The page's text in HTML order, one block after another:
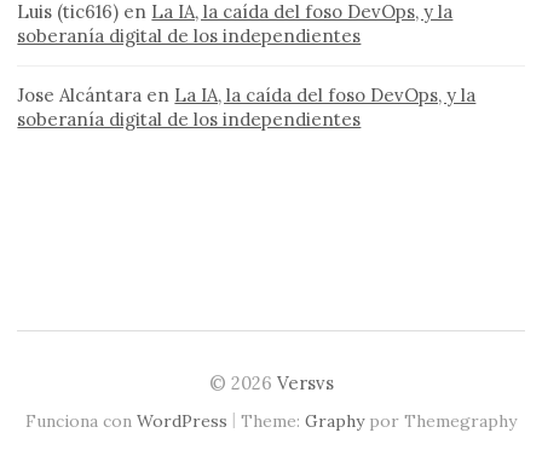
Luis (tic616) en La IA, la caída del foso DevOps, y la
soberanía digital de los independientes
Jose Alcántara en La IA, la caída del foso DevOps, y la
soberanía digital de los independientes
© 2026 Versvs
Funciona con WordPress | Theme: Graphypor Themegraphy